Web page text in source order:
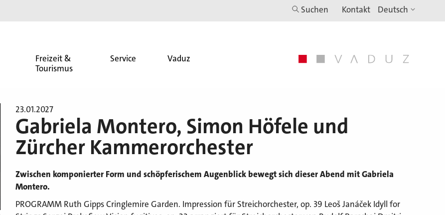
Suchen Kontakt
Freizeit &
Tourismus
Service Vaduz
23.01.2027
Gabriela Montero, Simon Höfele und
Zürcher Kammerorchester
Zwischen komponierter Form und schöpferischem Augenblick bewegt sich dieser Abend mit Gabriela
Montero.
PROGRAMM Ruth Gipps Cringlemire Garden. Impression für Streichorchester, op. 39 Leoš Janáček Idyll for